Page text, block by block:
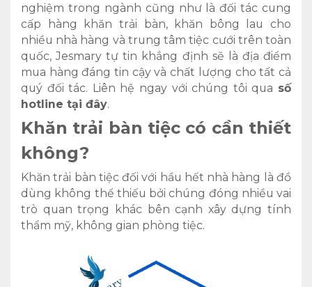
nghiệm trong ngành cũng như là đối tác cung
cấp hàng khăn trải bàn, khăn bông lau cho
nhiều nhà hàng và trung tâm tiệc cưới trên toàn
quốc, Jesmary tự tin khẳng định sẽ là địa điểm
mua hàng đáng tin cậy và chất lượng cho tất cả
quý đối tác. Liên hệ ngay với chúng tôi qua số
hotline tại đây.
Khăn trải bàn tiệc có cần thiết
không?
Khăn trải bàn tiệc đối với hầu hết nhà hàng là đồ
dùng không thể thiếu bởi chúng đóng nhiều vai
trò quan trọng khác bên cạnh xây dựng tính
thẩm mỹ, không gian phòng tiệc.